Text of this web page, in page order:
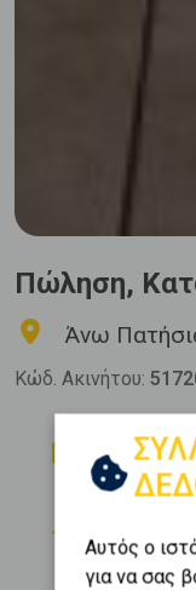
Πώληση,
Άνω
Κώδ. Ακινήτου:
Δωμάτια
2
5 (5ος)
Εμβαδόν
Αυτός ο
για να σας